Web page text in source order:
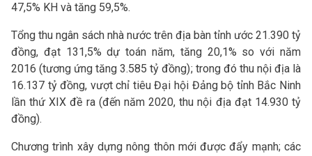
47,5% KH và tăng 59,5%.
Tổng thu ngân sách nhà nước trên địa bàn tỉnh ước 21.390 tỷ
đồng, đạt 131,5% dự toán năm, tăng 20,1% so với năm
2016 (tương ứng tăng 3.585 tỷ đồng); trong đó thu nội địa là
16.137 tỷ đồng, vượt chỉ tiêu Đại hội Đảng bộ tỉnh Bắc Ninh
lần thứ XIX đề ra (đến năm 2020, thu nội địa đạt 14.930 tỷ
đồng).
Chương trình xây dựng nông thôn mới được đẩy mạnh; các